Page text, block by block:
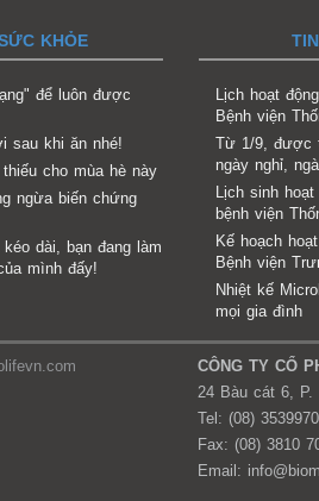
KHỎE
để luôn được
sau khi ăn nhé!
cho mùa hè này
ngừa biến chứng
dài, bạn đang làm
mình đấy!
Lịch hoạt
Bệnh viện
Từ 1/9, được
ngày nghỉ,
Lịch sinh
bệnh viện
Kế hoạch
Bệnh viện
Nhiệt kế
mọi gia đình
CÔNG TY CỔ
24 Bàu cát 6,
Tel: (08)
Fax: (08) 3810
Email: